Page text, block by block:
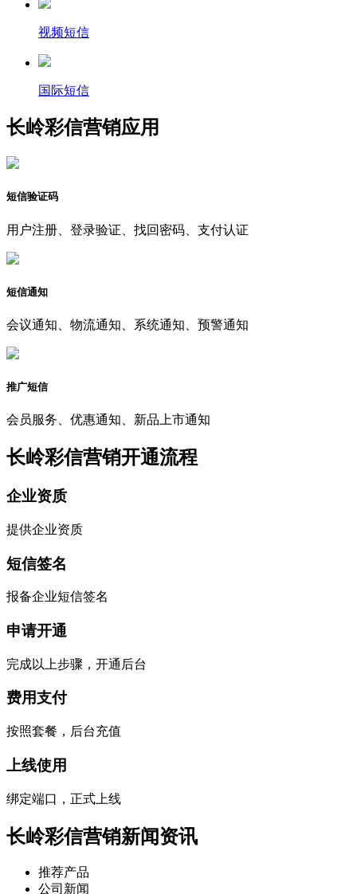
视频短信
国际短信
长岭彩信营销应用
短信验证码
用户注册、登录验证、找回密码、支付认证
短信通知
会议通知、物流通知、系统通知、预警通知
推广短信
会员服务、优惠通知、新品上市通知
长岭彩信营销开通流程
企业资质
提供企业资质
短信签名
报备企业短信签名
申请开通
完成以上步骤，开通后台
费用支付
按照套餐，后台充值
上线使用
绑定端口，正式上线
长岭彩信营销新闻资讯
推荐产品
公司新闻